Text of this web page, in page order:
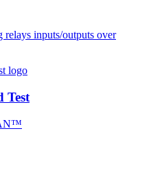
inputs/outputs over
Test